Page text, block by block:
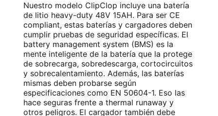
Nuestro modelo ClipClop incluye una batería
de litio heavy-duty 48V 15AH. Para ser CE
compliant, estas baterías y cargadores deben
cumplir pruebas de seguridad específicas. El
battery management system (BMS) es la
mente inteligente de la batería que la protege
de sobrecarga, sobredescarga, cortocircuitos
y sobrecalentamiento. Además, las baterías
mismas deben probarse según
especificaciones como EN 50604-1. Eso las
hace seguras frente a thermal runaway y
otros peligros. El cargador también debe